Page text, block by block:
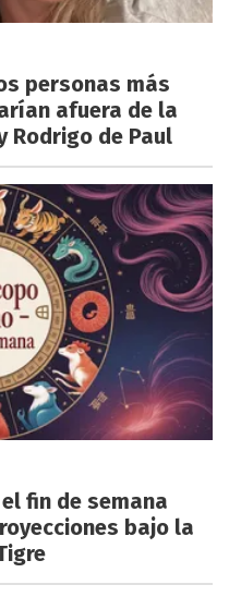
personas más
afuera de la
Rodrigo de Paul
fin de semana
bajo la